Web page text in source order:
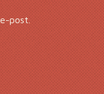
post.